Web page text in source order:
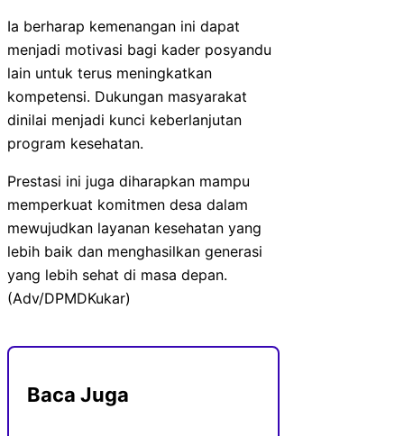
Ia berharap kemenangan ini dapat
menjadi motivasi bagi kader posyandu
lain untuk terus meningkatkan
kompetensi. Dukungan masyarakat
dinilai menjadi kunci keberlanjutan
program kesehatan.
Prestasi ini juga diharapkan mampu
memperkuat komitmen desa dalam
mewujudkan layanan kesehatan yang
lebih baik dan menghasilkan generasi
yang lebih sehat di masa depan.
(Adv/DPMDKukar)
Baca Juga